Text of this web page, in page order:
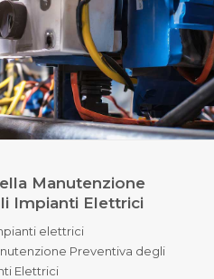
Manutenzione
Impianti Elettrici
elettrici
Preventiva degli
Elettrici